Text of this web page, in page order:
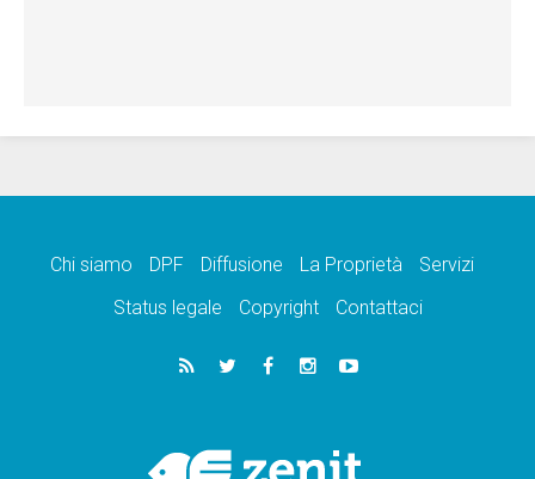
Chi siamo DPF Diffusione La Proprietà
Servizi
Status legale
Copyright Contattaci